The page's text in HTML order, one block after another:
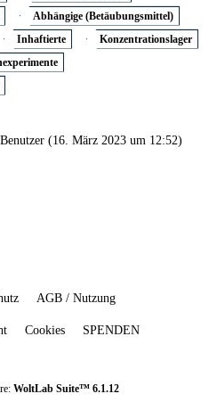
Abhängige (Betäubungsmittel)
Inhaftierte
Konzentrationslager
(16. März 2023 um 12:52)
AGB / Nutzung
Cookies SPENDEN
WoltLab Suite™ 6.1.12